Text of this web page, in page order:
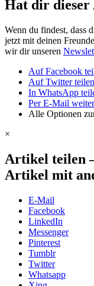
Hat dir dieser
Wenn du findest, dass
jetzt mit deinen
wir dir unseren
Auf Facebook
Auf Twitter teilen
In WhatsApp
Per E-Mail
Alle Optionen
×
Artikel teilen
Artikel mit
E-Mail
Facebook
LinkedIn
Messenger
Pinterest
Tumblr
Twitter
Whatsapp